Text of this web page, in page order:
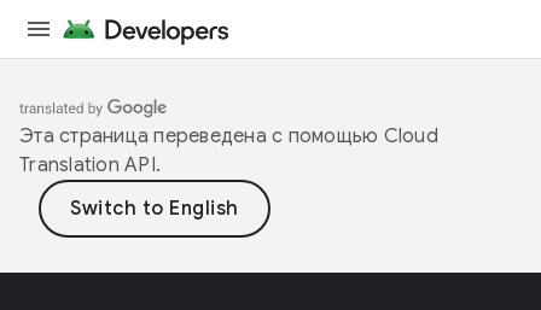
Эта страница переведена с помощью Cloud
Translation API.